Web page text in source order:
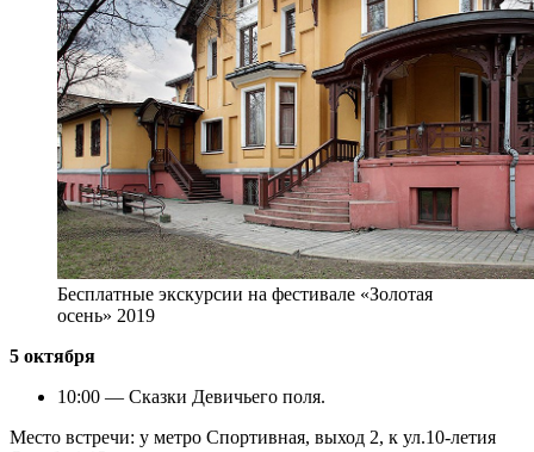
Бесплатные экскурсии на фестивале «Золотая
осень» 2019
5 октября
10:00 — Сказки Девичьего поля.
Место встречи: у метро Спортивная, выход 2, к ул.10-летия